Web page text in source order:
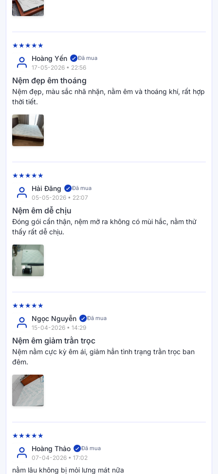
Hoàng Yến Đã mua
17-05-2026 • 22:56
Nệm đẹp êm thoáng
Nệm đẹp, màu sắc nhã nhặn, nằm êm và thoáng khí, rất hợp
thời tiết.
Hải Đăng Đã mua
05-05-2026 • 22:07
Nệm êm dễ chịu
Đóng gói cẩn thận, nệm mở ra không có mùi hắc, nằm thử
thấy rất dễ chịu.
Ngọc Nguyễn Đã mua
15-04-2026 • 14:29
Nệm êm giảm trằn trọc
Nệm nằm cực kỳ êm ái, giảm hẳn tình trạng trằn trọc ban
đêm.
Hoàng Thảo Đã mua
07-04-2026 • 17:02
nằm lâu không bị mỏi lưng mát nữa